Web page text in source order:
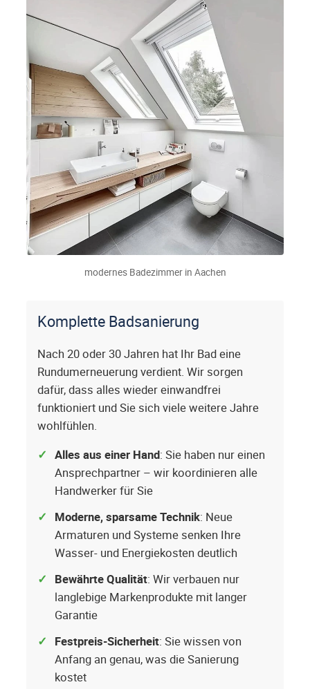
modernes Badezimmer in Aachen
Komplette Badsanierung
Nach 20 oder 30 Jahren hat Ihr Bad eine
Rundumerneuerung verdient. Wir sorgen
dafür, dass alles wieder einwandfrei
funktioniert und Sie sich viele weitere Jahre
wohlfühlen.
Alles aus einer Hand: Sie haben nur einen
Ansprechpartner – wir koordinieren alle
Handwerker für Sie
Moderne, sparsame Technik: Neue
Armaturen und Systeme senken Ihre
Wasser- und Energiekosten deutlich
Bewährte Qualität: Wir verbauen nur
langlebige Markenprodukte mit langer
Garantie
Festpreis-Sicherheit: Sie wissen von
Anfang an genau, was die Sanierung
kostet